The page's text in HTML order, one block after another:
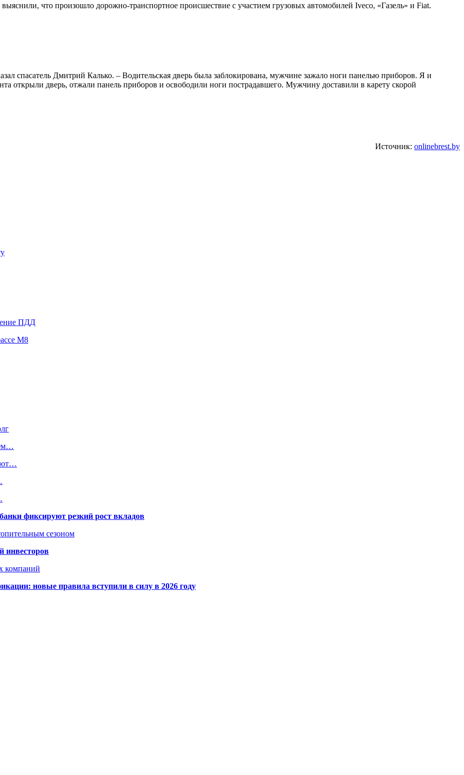
что произошло дорожно-транспортное происшествие с участием грузовых автомобилей Iveco, «Газель» и Fiat.
спасатель Дмитрий Калько. – Водительская дверь была заблокирована, мужчине зажало ноги панелью приборов. Я и
открыли дверь, отжали панель приборов и освободили ноги пострадавшего. Мужчину доставили в карету скорой
Источник: onlinebrest.by
ПДД
М8
фиксируют резкий рост вкладов
сезоном
инвесторов
компаний
новые правила вступили в силу в 2026 году